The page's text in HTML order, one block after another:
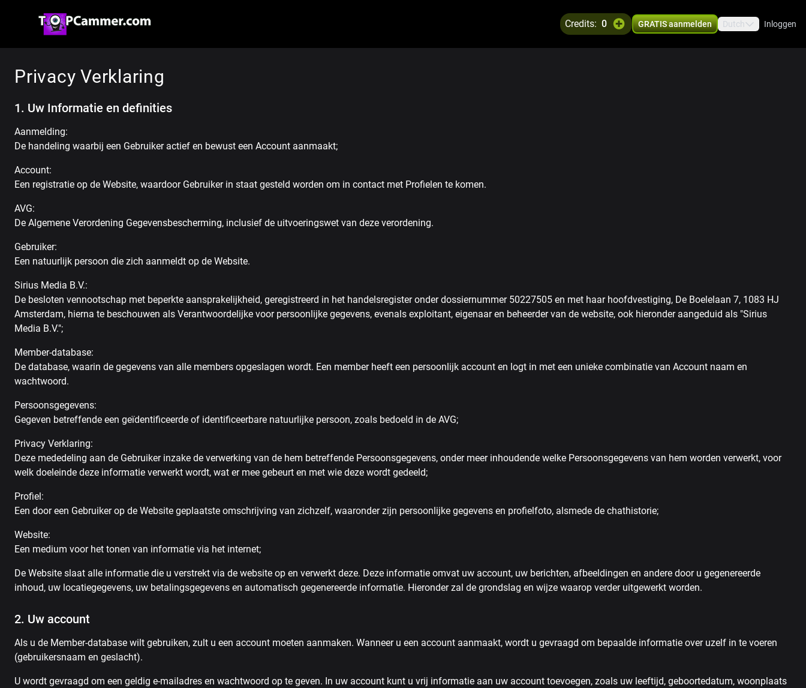
credits: 0 GRATIS aanmelden Dutch Inloggen
Privacy Verklaring
1. Uw Informatie en definities
Aanmelding:
De handeling waarbij een Gebruiker actief en bewust een Account aanmaakt;
Account:
Een registratie op de Website, waardoor Gebruiker in staat gesteld worden om in contact met Profielen te komen.
AVG:
De Algemene Verordening Gegevensbescherming, inclusief de uitvoeringswet van deze verordening.
Gebruiker:
Een natuurlijk persoon die zich aanmeldt op de Website.
Sirius Media B.V.:
De besloten vennootschap met beperkte aansprakelijkheid, geregistreerd in het handelsregister onder dossiernummer 50227505 en met haar hoofdvestiging, De Boelelaan 7, 1083 HJ
Amsterdam, hierna te beschouwen als Verantwoordelijke voor persoonlijke gegevens, evenals exploitant, eigenaar en beheerder van de website, ook hieronder aangeduid als "Sirius
Media B.V.";
Member-database:
De database, waarin de gegevens van alle members opgeslagen wordt. Een member heeft een persoonlijk account en logt in met een unieke combinatie van Account naam en
wachtwoord.
Persoonsgegevens:
Gegeven betreffende een geïdentificeerde of identificeerbare natuurlijke persoon, zoals bedoeld in de AVG;
Privacy Verklaring:
Deze mededeling aan de Gebruiker inzake de verwerking van de hem betreffende Persoonsgegevens, onder meer inhoudende welke Persoonsgegevens van hem worden verwerkt, voor
welk doeleinde deze informatie verwerkt wordt, wat er mee gebeurt en met wie deze wordt gedeeld;
Profiel:
Een door een Gebruiker op de Website geplaatste omschrijving van zichzelf, waaronder zijn persoonlijke gegevens en profielfoto, alsmede de chathistorie;
Website:
Een medium voor het tonen van informatie via het internet;
De Website slaat alle informatie die u verstrekt via de website op en verwerkt deze. Deze informatie omvat uw account, uw berichten, afbeeldingen en andere door u gegenereerde
inhoud, uw locatiegegevens, uw betalingsgegevens en automatisch gegenereerde informatie. Hieronder zal de grondslag en wijze waarop verder uitgewerkt worden.
2. Uw account
Als u de Member-database wilt gebruiken, zult u een account moeten aanmaken. Wanneer u een account aanmaakt, wordt u gevraagd om bepaalde informatie over uzelf in te voeren
(gebruikersnaam en geslacht).
U wordt gevraagd om een ​​geldig e-mailadres en wachtwoord op te geven. In uw account kunt u vrij informatie aan uw account toevoegen, zoals uw leeftijd, geboortedatum, woonplaats